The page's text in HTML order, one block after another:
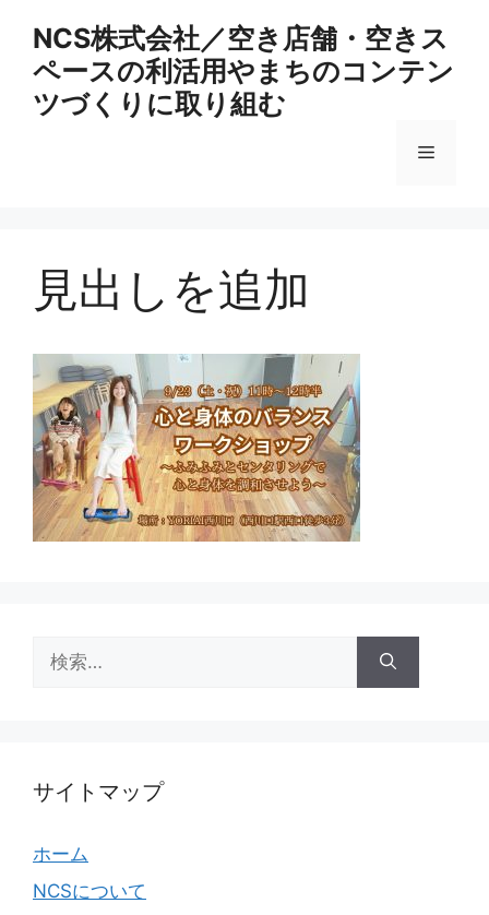
NCS株式会社／空き店舗・空きス
ペースの利活用やまちのコンテン
ツづくりに取り組む
メ
見出しを追加
索:
サイトマップ
ホーム
NCSについて